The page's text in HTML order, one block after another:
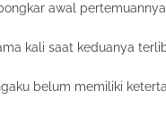
awal
kali saat keduanya
belum memiliki